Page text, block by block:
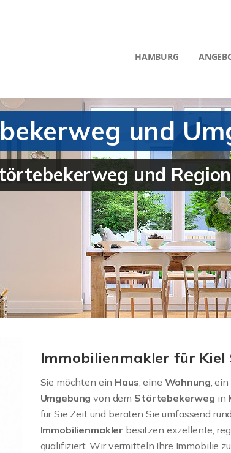
HAMBURG
und
und Region
Immobilienmakler für
Sie möchten ein Haus, eine Wohnung, ein
Umgebungvon dem Störtebekerweg in
für Sie Zeit und beraten Sie umfassend
Immobilienmakler besitzen exzellente,
qualifiziert. Wir vermitteln Ihre Immobilie